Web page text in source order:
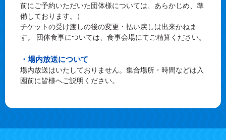
前にご予約いただいた団体様については、あらかじめ、準
備しております。）
チケットの受け渡しの後の変更・払い戻しは出来かねま
す。 団体食事については、食事会場にてご精算ください。
・場内放送について
場内放送はいたしておりません。集合場所・時間などは入
園前に皆様へご説明ください。